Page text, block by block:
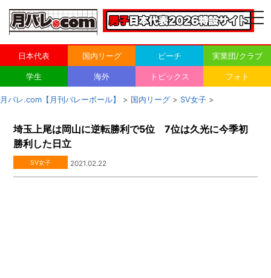
日本代表 国内リーグ ビーチ 実業団/クラブ
学生 海外 トピックス フォト
月バレ.com【月刊バレーボール】 > 国内リーグ > SV女子 >
埼玉上尾は岡山に逆転勝利で5位 7位は久光に今季初
勝利した日立
SV女子 2021.02.22